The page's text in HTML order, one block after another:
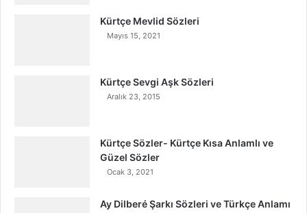
Kürtçe Mevlid Sözleri
Mayıs 15, 2021
Kürtçe Sevgi Aşk Sözleri
Aralık 23, 2015
Kürtçe Sözler- Kürtçe Kısa Anlamlı ve
Güzel Sözler
Ocak 3, 2021
Ay Dilberé Şarkı Sözleri ve Türkçe Anlamı